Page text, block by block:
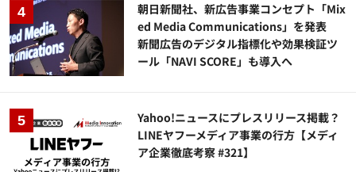
朝日新聞社、新広告事業コンセプト「Mix
ed Media Communications」を発表
新聞広告のデジタル指標化や効果検証ツ
ール「NAVI SCORE」も導入へ
Yahoo!ニュースにプレスリリース掲載？
LINEヤフーメディア事業の行方【メディ
ア企業徹底考察 #321】